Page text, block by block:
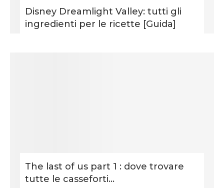
Disney Dreamlight Valley: tutti gli
ingredienti per le ricette [Guida]
The last of us part 1 : dove trovare
tutte le casseforti...